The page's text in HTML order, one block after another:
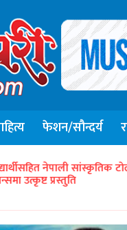
फेशन/सौन्दर्य
भट्टराईको रचनामा तिज
रन्को’